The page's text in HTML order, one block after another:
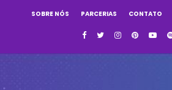
SOBRE NÓS PARCERIAS CONTATO